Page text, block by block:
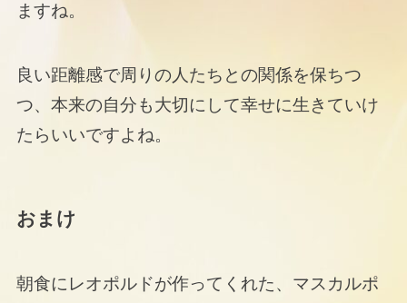
ますね。
良い距離感で周りの人たちとの関係を保ちつ
つ、本来の自分も大切にして幸せに生きていけ
たらいいですよね。
おまけ
朝食にレオポルドが作ってくれた、マスカルポ